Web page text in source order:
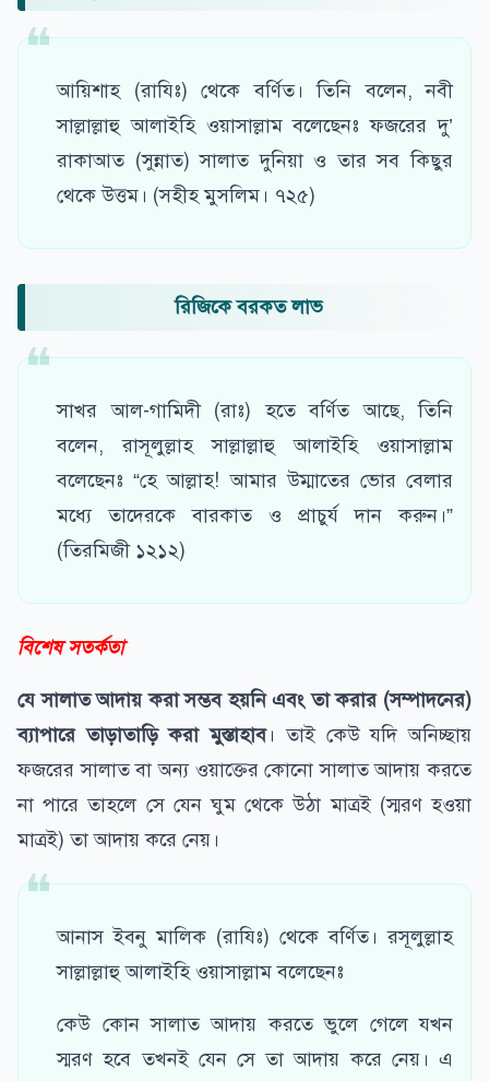
আয়িশাহ (রাযিঃ) থেকে বর্ণিত। তিনি বলেন, নবী
সাল্লাল্লাহু আলাইহি ওয়াসাল্লাম বলেছেনঃ ফজরের দু’
রাকাআত (সুন্নাত) সালাত দুনিয়া ও তার সব কিছুর
থেকে উত্তম। (সহীহ মুসলিম। ৭২৫)
রিজিকে বরকত লাভ
সাখর আল-গামিদী (রাঃ) হতে বর্ণিত আছে, তিনি
বলেন, রাসূলুল্লাহ সাল্লাল্লাহু আলাইহি ওয়াসাল্লাম
বলেছেনঃ “হে আল্লাহ! আমার উম্মাতের ভোর বেলার
মধ্যে তাদেরকে বারকাত ও প্রাচুর্য দান করুন।”
(তিরমিজী ১২১২)
বিশেষ সতর্কতা
যে সালাত আদায় করা সম্ভব হয়নি এবং তা করার (সম্পাদনের)
ব্যাপারে তাড়াতাড়ি করা মুস্তাহাব। তাই কেউ যদি অনিচ্ছায়
ফজরের সালাত বা অন্য ওয়াক্তের কোনো সালাত আদায় করতে
না পারে তাহলে সে যেন ঘুম থেকে উঠা মাত্রই (স্মরণ হওয়া
মাত্রই) তা আদায় করে নেয়।
আনাস ইবনু মালিক (রাযিঃ) থেকে বর্ণিত। রসূলুল্লাহ
সাল্লাল্লাহু আলাইহি ওয়াসাল্লাম বলেছেনঃ
কেউ কোন সালাত আদায় করতে ভুলে গেলে যখন
স্মরণ হবে তখনই যেন সে তা আদায় করে নেয়। এ